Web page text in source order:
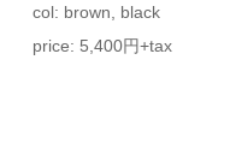
col: brown, black
price: 5,400円+tax